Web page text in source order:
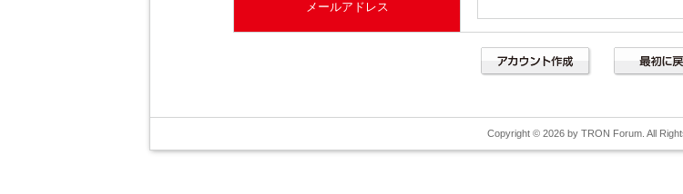
メールアドレス
Copyright © 2026 by TRON Forum. All